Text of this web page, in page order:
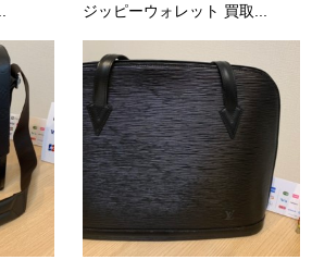
ジッピーウォレット 買取...